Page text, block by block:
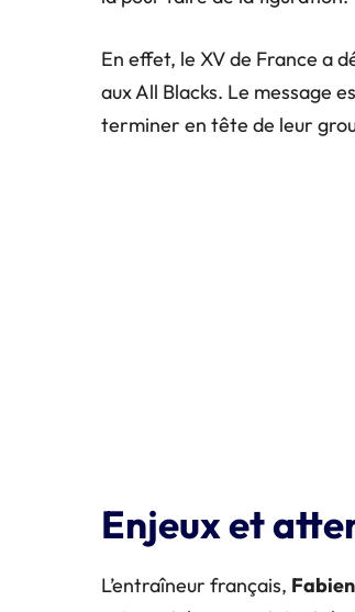
En effet, le XV de France a
aux All Blacks. Le message
terminer en tête de leur
Enjeux et
L’entraîneur français,